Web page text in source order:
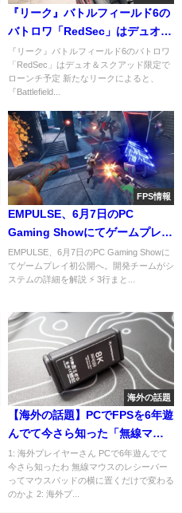
『リーク』バトルフィールド6の
バトロワ「RedSec」はデュオ＆
スクアッド限定でローンチ予定
『リーク』バトルフィールド6のバトロワ
「RedSec」はデュオ＆スクアッド限定で
ローンチ予定 新たなリークによると、
『Battlefield...
FPS情報
EMPULSE、6月7日のPC
Gaming Showにてゲームプレイ
初公開へ。開発チームがシステ
ムの詳細を解説
EMPULSE、6月7日のPC Gaming Showに
てゲームプレイ初公開へ。開発チームがシ
ステムの詳細を解説 ⚡ 3行まと...
海外の話題
【海外の話題】PCでFPSを6年遊
んでて今さら知った「無線マウ
スの正しい使い方」が話題に
1: 海外プレイヤーさん PCで6年遊んでて
今さら知ったわ 無線マウスのレシーバー
ってマウスパッドの横に置くだけで変わる
のかよ 2: 海外プ...